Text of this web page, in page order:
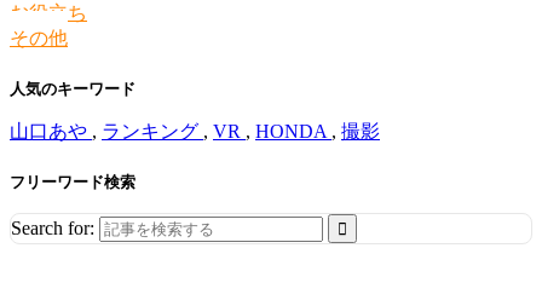
お役立ち
その他
人気のキーワード
山口あや , ランキング , VR , HONDA , 撮影
フリーワード検索
Search for: